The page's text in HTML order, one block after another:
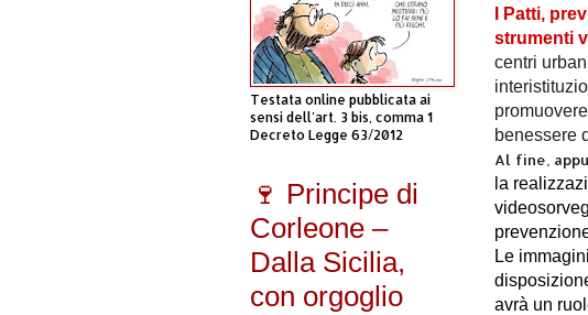
I Patti,
strumenti
centri
benessere
Al fine,
la
Le
avrà un
Testata online pubblicata ai
sensi dell'art. 3 bis, comma 1
Decreto Legge 63/2012
🍷 Principe di
Corleone –
Dalla Sicilia,
con orgoglio